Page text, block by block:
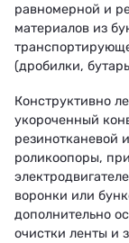
равномерной и
материалов из
(дробилки,
Конструктивно
укороченный
резинотканевой
роликоопоры,
воронки или
дополнительно
очистки ленты и